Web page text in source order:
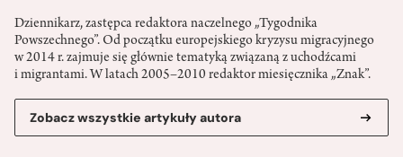
Dziennikarz, zastępca redaktora naczelnego „Tygodnika
Powszechnego”. Od początku europejskiego kryzysu migracyjnego
w 2014 r. zajmuje się głównie tematyką związaną z uchodźcami
i migrantami. W latach 2005–2010 redaktor miesięcznika „Znak”.
Zobacz wszystkie artykuły autora